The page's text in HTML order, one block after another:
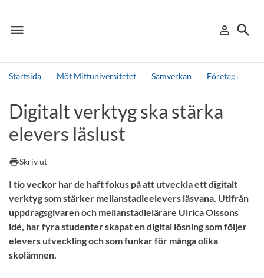
menu
Meny person_outline
Logga in
search
Sök
Startsida Möt Mittuniversitetet Samverkan Företag och
Andra söktjänster
Detta är vår testmiljö - endast testdata
Digitalt verktyg ska stärka
elevers läslust
printSkriv ut
I tio veckor har de haft fokus på att utveckla ett digitalt
verktyg som stärker mellanstadieelevers läsvana. Utifrån
uppdragsgivaren och mellanstadielärare Ulrica Olssons
idé, har fyra studenter skapat en digital lösning som följer
elevers utveckling och som funkar för många olika
skolämnen.